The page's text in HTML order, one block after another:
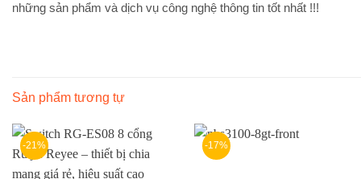
những sản phẩm và dịch vụ công nghệ thông tin tốt nhất !!!
Sản phẩm tương tự
-21% -17%